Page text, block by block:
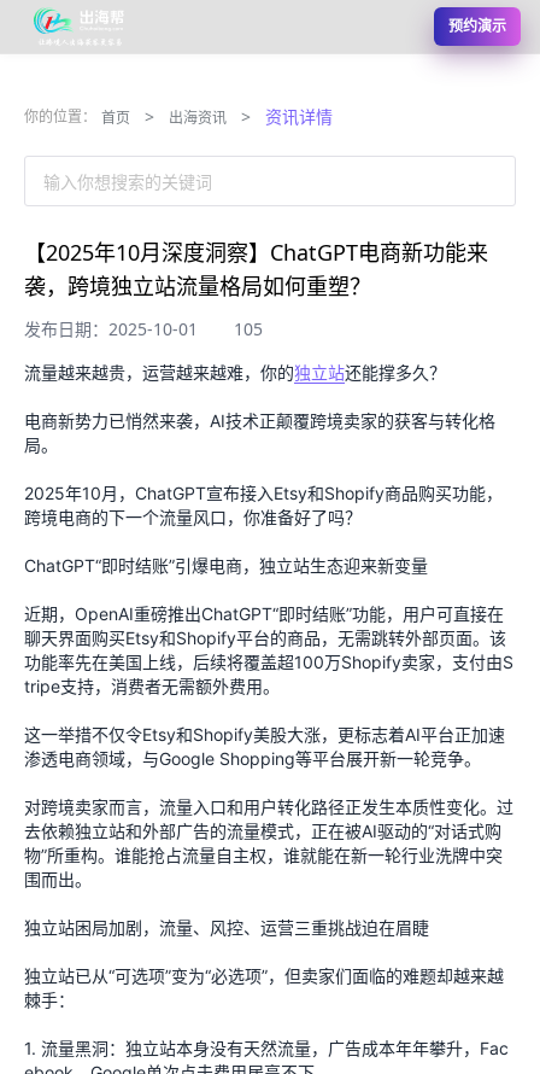
预约演示
你的位置： 首页 > 出海资讯 > 资讯详情
输入你想搜索的关键词
【2025年10月深度洞察】ChatGPT电商新功能来
袭，跨境独立站流量格局如何重塑？
发布日期：2025-10-01 105
流量越来越贵，运营越来越难，你的独立站还能撑多久？
电商新势力已悄然来袭，AI技术正颠覆跨境卖家的获客与转化格
局。
2025年10月，ChatGPT宣布接入Etsy和Shopify商品购买功能，
跨境电商的下一个流量风口，你准备好了吗？
ChatGPT“即时结账”引爆电商，独立站生态迎来新变量
近期，OpenAI重磅推出ChatGPT“即时结账”功能，用户可直接在
聊天界面购买Etsy和Shopify平台的商品，无需跳转外部页面。该
功能率先在美国上线，后续将覆盖超100万Shopify卖家，支付由S
tripe支持，消费者无需额外费用。
这一举措不仅令Etsy和Shopify美股大涨，更标志着AI平台正加速
渗透电商领域，与Google Shopping等平台展开新一轮竞争。
对跨境卖家而言，流量入口和用户转化路径正发生本质性变化。过
去依赖独立站和外部广告的流量模式，正在被AI驱动的“对话式购
物”所重构。谁能抢占流量自主权，谁就能在新一轮行业洗牌中突
围而出。
独立站困局加剧，流量、风控、运营三重挑战迫在眉睫
独立站已从“可选项”变为“必选项”，但卖家们面临的难题却越来越
棘手：
1. 流量黑洞：独立站本身没有天然流量，广告成本年年攀升，Fac